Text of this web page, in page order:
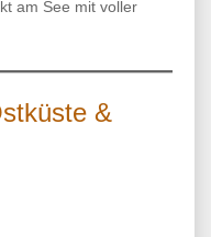
am See mit voller
&